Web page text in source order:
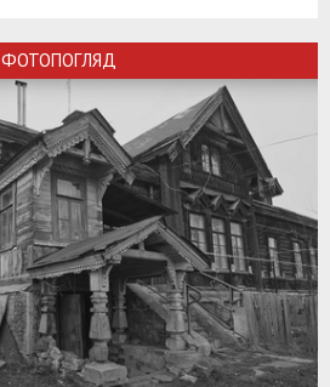
ФОТОПОГЛЯД